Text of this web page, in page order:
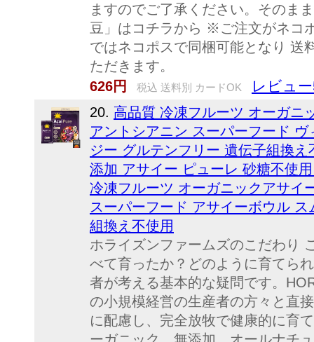
ますのでご了承ください。そのま
豆」はコチラから ※ご注文がネコ
ではネコポスで同梱可能となり 送
ただきます。
626円
税込 送料別 カードOK レビュ
20. 高品質 冷凍フルーツ オーガニ
アントシアニン スーパーフード
ジー グルテンフリー 遺伝子組換
添加 アサイー ピューレ 砂糖不使
冷凍フルーツ オーガニックアサイ
スーパーフード アサイーボウル
組換え不使用
ホライズンファームズのこだわり
べて育ったか？どのように育てら
者が考える基本的な疑問です。
の小規模経営の生産者の方々と直
に配慮し、完全放牧で健康的に育